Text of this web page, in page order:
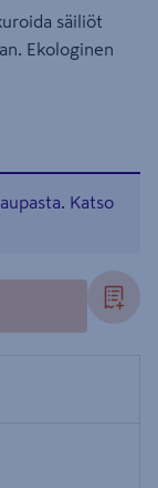
säiliöt
Ekologinen
Katso